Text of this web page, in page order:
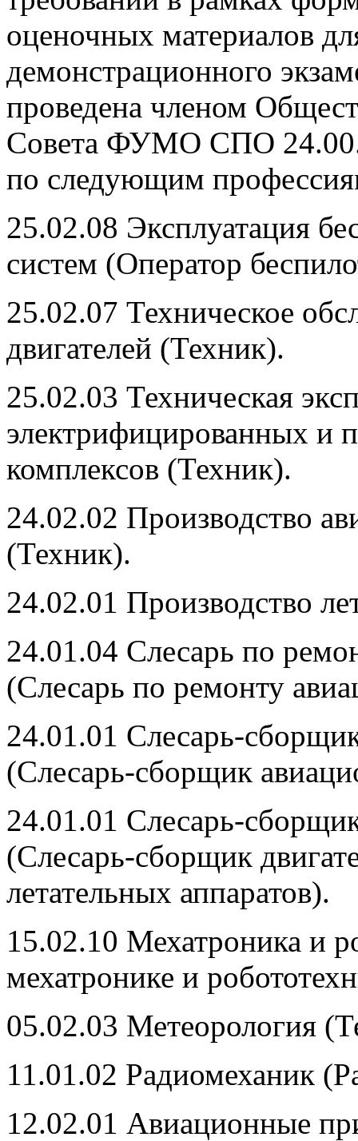
оценочных материалов
демонстрационного
проведена членом
Совета ФУМО СПО
по следующим
25.02.08 Эксплуатация
систем (Оператор
25.02.07 Техническое
двигателей (Техник).
25.02.03 Техническая
электрифицированных и
комплексов (Техник).
24.02.02 Производство
(Техник).
24.02.01 Производство
24.01.04 Слесарь по
(Слесарь по ремонту
24.01.01 Слесарь-
(Слесарь-сборщик
24.01.01 Слесарь-
(Слесарь-сборщик
летательных аппаратов).
15.02.10 Мехатроника и
мехатронике и
05.02.03 Метеорология
11.01.02 Радиомеханик
12.02.01 Авиационные